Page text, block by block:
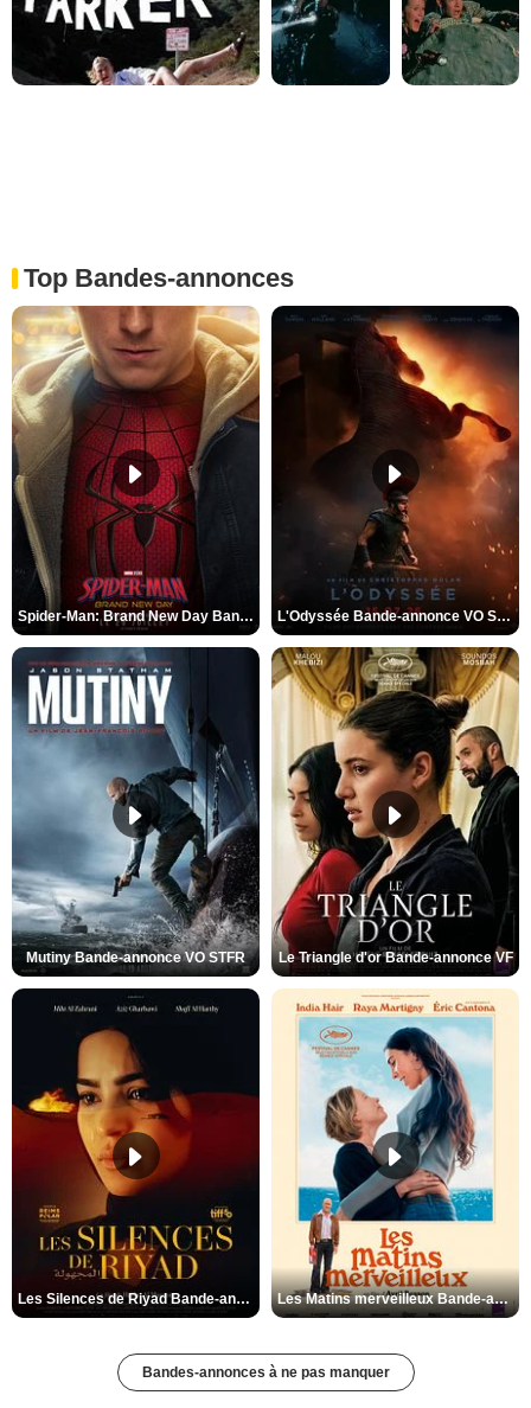
Top Bandes-annonces
Spider-Man: Brand New Day Bande-annonce VO STFR L'Odyssée Bande-annonce VO STFR
Mutiny Bande-annonce VO STFR Le Triangle d'or Bande-annonce VF
Les Silences de Riyad Bande-annonce VO STFR Les Matins merveilleux Bande-annonce VF
Bandes-annonces à ne pas manquer